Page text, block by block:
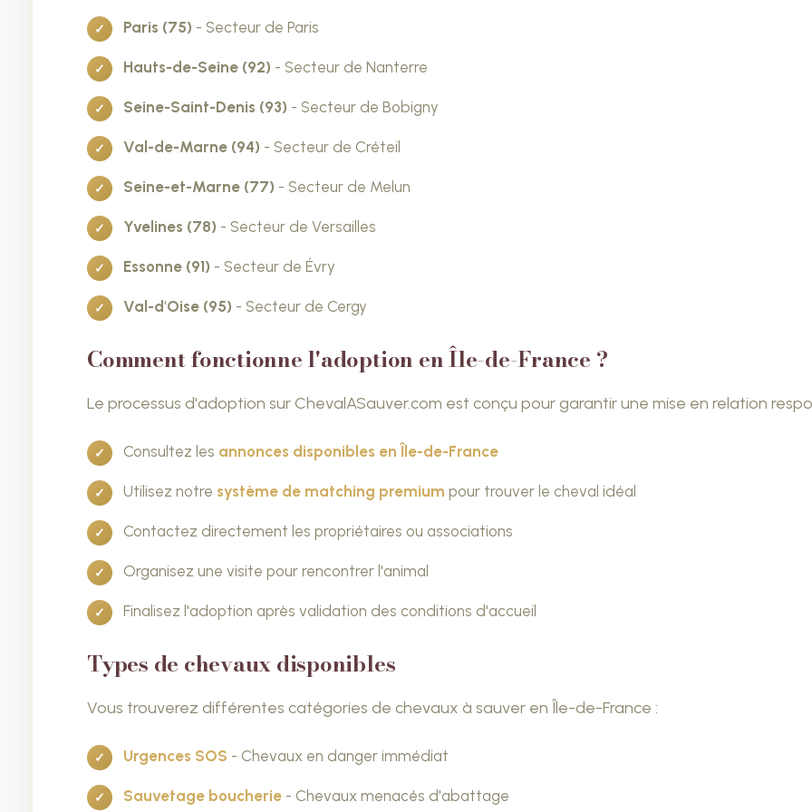
Paris (75) - Secteur de Paris
Hauts-de-Seine (92) - Secteur de Nanterre
Seine-Saint-Denis (93) - Secteur de Bobigny
Val-de-Marne (94) - Secteur de Créteil
Seine-et-Marne (77) - Secteur de Melun
Yvelines (78) - Secteur de Versailles
Essonne (91) - Secteur de Évry
Val-d'Oise (95) - Secteur de Cergy
Comment fonctionne l'adoption en Île-de-France ?
Le processus d'adoption sur ChevalASauver.com est conçu pour garantir une mise en relation
Consultez les annonces disponibles en Île-de-France
Utilisez notre système de matching premium pour trouver le cheval idéal
Contactez directement les propriétaires ou associations
Organisez une visite pour rencontrer l'animal
Finalisez l'adoption après validation des conditions d'accueil
Types de chevaux disponibles
Vous trouverez différentes catégories de chevaux à sauver en Île-de-France :
Urgences SOS - Chevaux en danger immédiat
Sauvetage boucherie - Chevaux menacés d'abattage